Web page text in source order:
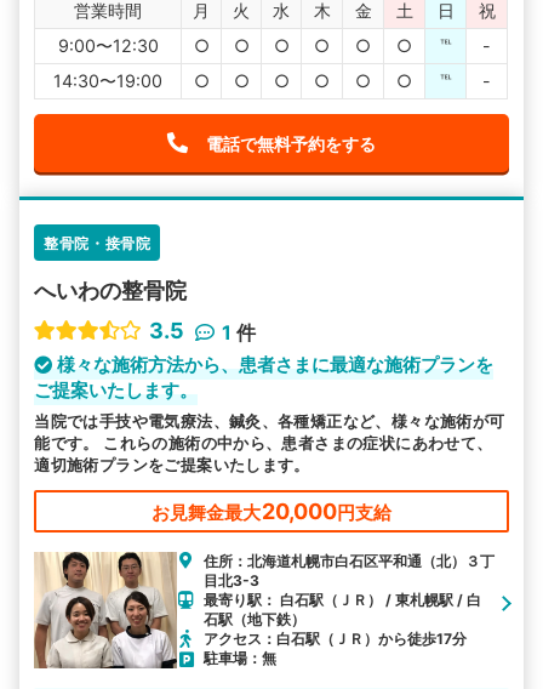
営業時間 月 火 水 木 金 土 日
祝
9:00〜12:30
○ ○ ○ ○ ○ ○ ℡
-
14:30〜19:00
○ ○ ○ ○ ○ ○ ℡ -
電話で無料予約をする
整骨院・接骨院
へいわの整骨院
3.5
1 件
様々な施術方法から、患者さまに最適な施術プランを
ご提案いたします。
当院では手技や電気療法、鍼灸、各種矯正など、様々な施術が可
能です。 これらの施術の中から、患者さまの症状にあわせて、
適切施術プランをご提案いたします。
お見舞金最大20,000円支給
住所：北海道札幌市白石区平和通（北）３丁
目北3-3
最寄り駅： 白石駅（ＪＲ） / 東札幌駅 / 白
石駅（地下鉄）
アクセス：白石駅（ＪＲ）から徒歩17分
駐車場：無